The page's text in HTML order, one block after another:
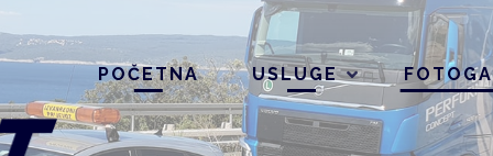
POČETNA USLUGE